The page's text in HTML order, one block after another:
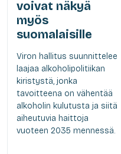
voivat näkyä
myös
suomalaisille
Viron hallitus suunnittelee
laajaa alkoholipolitiikan
kiristystä, jonka
tavoitteena on vähentää
alkoholin kulutusta ja siitä
aiheutuvia haittoja
vuoteen 2035 mennessä.